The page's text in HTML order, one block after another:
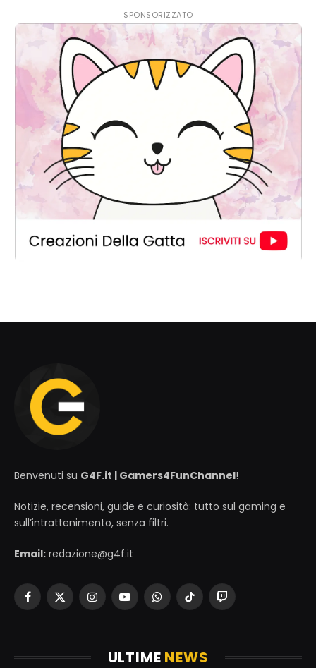
SPONSORIZZATO
Benvenuti su G4F.it | Gamers4FunChannel!
Notizie, recensioni, guide e curiosità: tutto sul gaming e
sull’intrattenimento, senza filtri.
Email: redazione@g4f.it
Facebook
X
InstagramYouTubeWhatsAppTikTokTwitch
ULTIME NEWS